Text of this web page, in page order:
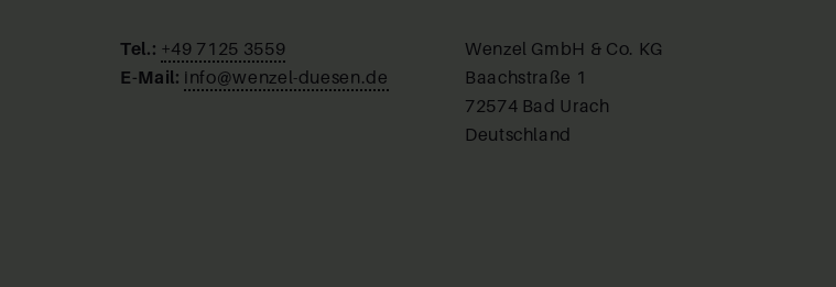
Tel.: +49 7125 3559
E-Mail: info@wenzel-duesen.de
Wenzel GmbH & Co. KG
Baachstraße 1
72574 Bad Urach
Deutschland